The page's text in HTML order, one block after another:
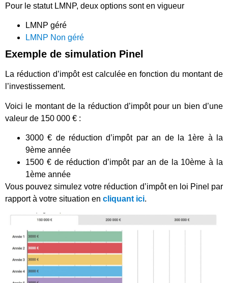
Pour le statut LMNP, deux options sont en vigueur
LMNP géré
LMNP Non géré
Exemple de simulation Pinel
La réduction d’impôt est calculée en fonction du montant de
l’investissement.
Voici le montant de la réduction d’impôt pour un bien d’une
valeur de 150 000 € :
3000 € de réduction d’impôt par an de la 1ère à la
9ème année
1500 € de réduction d’impôt par an de la 10ème à la
1ème année
Vous pouvez simulez votre réduction d’impôt en loi Pinel par
rapport à votre situation en cliquant ici.